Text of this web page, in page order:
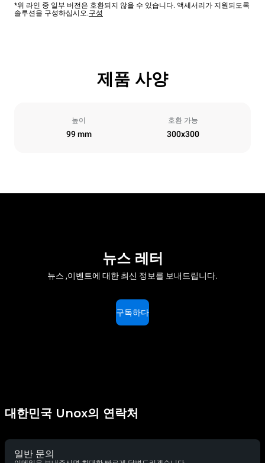
*위 라인 중 일부 버전은 호환되지 않을 수 있습니다. 액세서리가 지원되도록
솔루션을 구성하십시오.구성
제품 사양
높이
99 mm
호환 가능
300x300
뉴스 레터
뉴스 ,이벤트에 대한 최신 정보를 보내드립니다.
구독하다
대한민국 Unox의 연락처
일반 문의